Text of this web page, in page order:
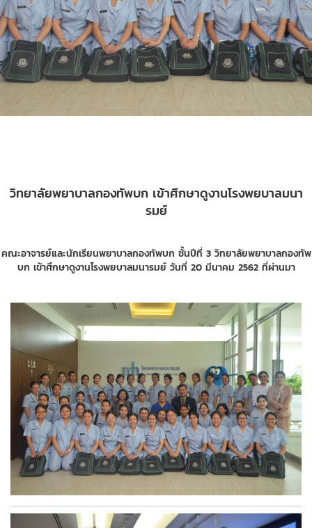
วิทยาลัยพยาบาลกองทัพบก เข้าศึกษาดูงานโรงพยบาลมนา
รมย์
คณะอาจารย์และนักเรียนพยาบาลกองทัพบก ชั้นปีที่ 3 วิทยาลัยพยาบาลกองทัพ
บก เข้าศึกษาดูงานโรงพยบาลมนารมย์ วันที่ 20 มีนาคม 2562 ที่ผ่านมา